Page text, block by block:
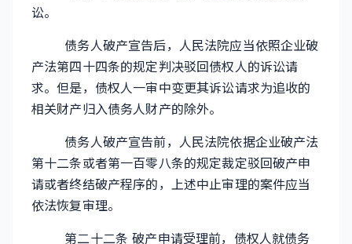
讼。
债务人破产宣告后，人民法院应当依照企业破
产法第四十四条的规定判决驳回债权人的诉讼请
求。但是，债权人一审中变更其诉讼请求为追收的
相关财产归入债务人财产的除外。
债务人破产宣告前，人民法院依据企业破产法
第十二条或者第一百零八条的规定裁定驳回破产申
请或者终结破产程序的，上述中止审理的案件应当
依法恢复审理。
第二十二条 破产申请受理前，债权人就债务